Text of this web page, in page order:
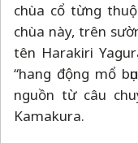
chùa cổ từng
chùa này, trên
tên Harakiri
“hang động mổ
nguồn từ câu
Kamakura.